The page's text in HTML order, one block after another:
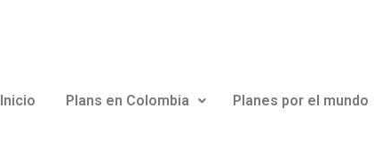
Inicio Plans en Colombia Planes por el mundo